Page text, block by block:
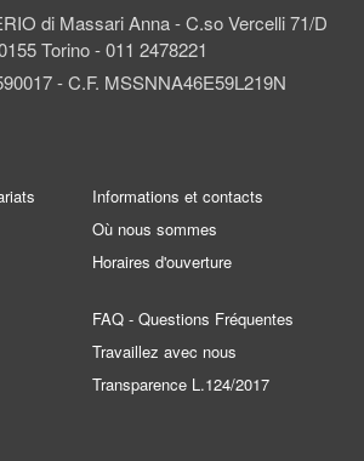
di Massari Anna - C.so Vercelli 71/D
Torino - 011 2478221
- C.F. MSSNNA46E59L219N
Informations et contacts
Où nous sommes
Horaires d'ouverture
FAQ - Questions Fréquentes
Travaillez avec nous
Transparence L.124/2017